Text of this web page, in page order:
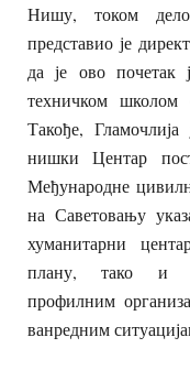
Нишу, током
представио је
да је ово почетак
техничком школом
Такође,
нишки Центар
Међународне
на Саветовању
хуманитарни
плану, тако и у
профилним
ванредним